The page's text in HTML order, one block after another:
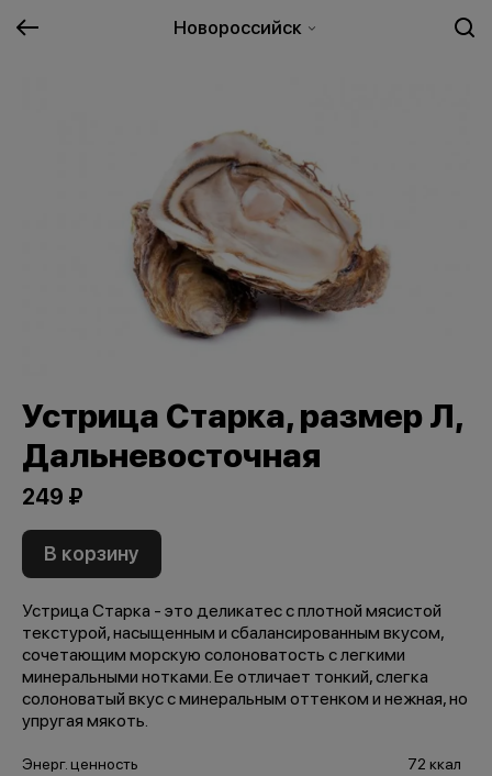
Новороссийск
Устрица Старка, размер Л,
Дальневосточная
249 ₽
В корзину
Устрица Старка - это деликатес с плотной мясистой
текстурой, насыщенным и сбалансированным вкусом,
сочетающим морскую солоноватость с легкими
минеральными нотками. Ее отличает тонкий, слегка
солоноватый вкус с минеральным оттенком и нежная, но
упругая мякоть.
Энерг. ценность
72 ккал